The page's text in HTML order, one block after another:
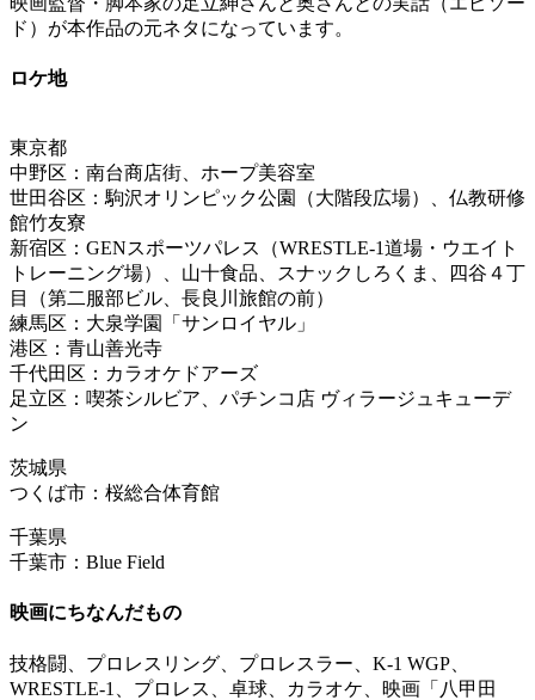
ド）が本作品の元ネタになっています。
ロケ地
東京都
中野区：南台商店街、ホープ美容室
世田谷区：駒沢オリンピック公園（大階段広場）、仏教研修
館竹友寮
新宿区：GENスポーツパレス（WRESTLE-1道場・ウエイト
トレーニング場）、山十食品、スナックしろくま、四谷４丁
目（第二服部ビル、長良川旅館の前）
練馬区：大泉学園「サンロイヤル」
港区：青山善光寺
千代田区：カラオケドアーズ
足立区：喫茶シルビア、パチンコ店 ヴィラージュキューデ
ン
茨城県
つくば市：桜総合体育館
千葉県
千葉市：Blue Field
映画にちなんだもの
技格闘、プロレスリング、プロレスラー、K-1 WGP、
WRESTLE-1、プロレス、卓球、カラオケ、映画「八甲田